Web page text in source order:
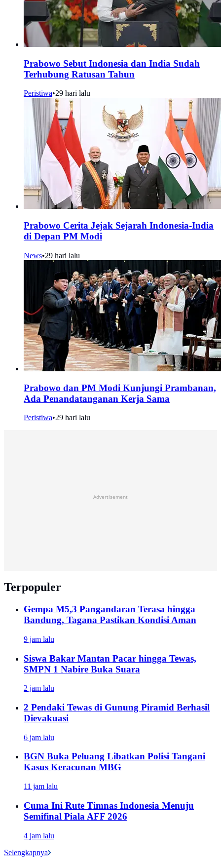
Prabowo Sebut Indonesia dan India Sudah
Terhubung Ratusan Tahun
Peristiwa•29 hari lalu
Prabowo Cerita Jejak Sejarah Indonesia-India
di Depan PM Modi
News•29 hari lalu
Prabowo dan PM Modi Kunjungi Prambanan,
Ada Penandatanganan Kerja Sama
Peristiwa•29 hari lalu
Advertisement
Terpopuler
Gempa M5,3 Pangandaran Terasa hingga
Bandung, Tagana Pastikan Kondisi Aman
9 jam lalu
Siswa Bakar Mantan Pacar hingga Tewas,
SMPN 1 Nabire Buka Suara
2 jam lalu
2 Pendaki Tewas di Gunung Piramid Berhasil
Dievakuasi
6 jam lalu
BGN Buka Peluang Libatkan Polisi Tangani
Kasus Keracunan MBG
11 jam lalu
Cuma Ini Rute Timnas Indonesia Menuju
Semifinal Piala AFF 2026
4 jam lalu
Selengkapnya